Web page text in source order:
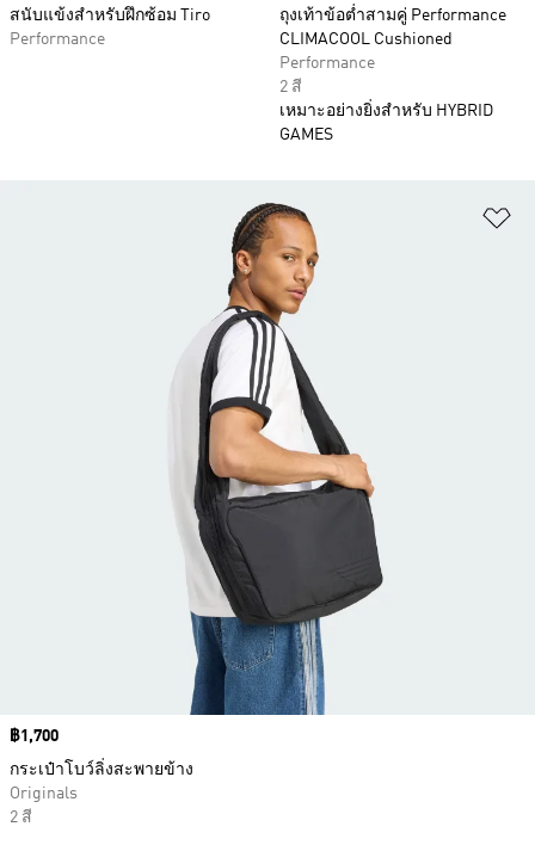
สนับแข้งสำหรับฝึกซ้อม Tiro
Performance
ถุงเท้าข้อต่ำสามคู่ Performance
CLIMACOOL Cushioned
Performance
2 สี
เหมาะอย่างยิ่งสำหรับ HYBRID
GAMES
Price
฿1,700
กระเป๋าโบว์ลิ่งสะพายข้าง
Originals
2 สี